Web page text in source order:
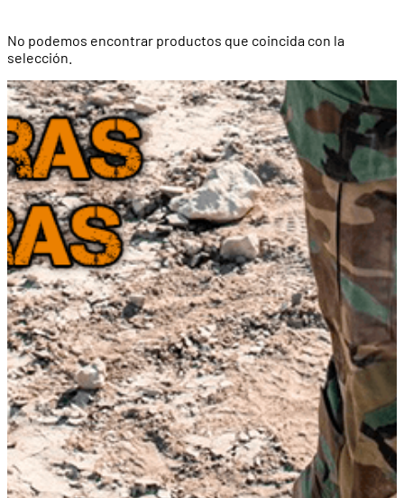
No podemos encontrar productos que coincida con la
selección.